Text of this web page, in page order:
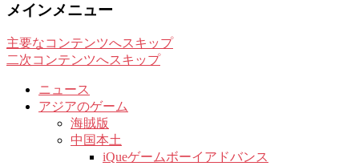
メインメニュー
主要なコンテンツへスキップ
二次コンテンツへスキップ
ニュース
アジアのゲーム
海賊版
中国本土
iQueゲームボーイアドバンス